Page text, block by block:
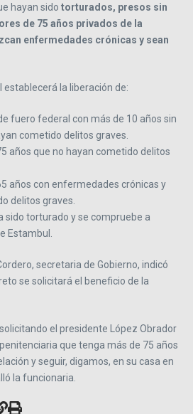
hayan sido torturados, presos sin
de 75 años privados de la
enfermedades crónicas y sean
establecerá la liberación de:
fuero federal con más de 10 años sin
cometido delitos graves.
años que no hayan cometido delitos
años con enfermedades crónicas y
delitos graves.
sido torturado y se compruebe a
Estambul.
secretaria de Gobierno, indicó
se solicitará el beneficio de la
el presidente López Obrador
que tenga más de 75 años
y seguir, digamos, en su casa en
la funcionaria.